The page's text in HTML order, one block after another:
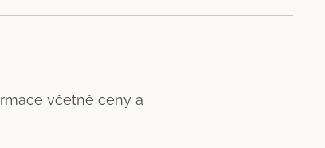
včetně ceny a